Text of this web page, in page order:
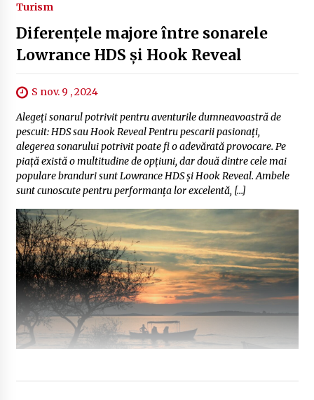
Turism
Diferențele majore între sonarele
Lowrance HDS și Hook Reveal
S nov. 9 , 2024
Alegeți sonarul potrivit pentru aventurile dumneavoastră de
pescuit: HDS sau Hook Reveal Pentru pescarii pasionați,
alegerea sonarului potrivit poate fi o adevărată provocare. Pe
piață există o multitudine de opțiuni, dar două dintre cele mai
populare branduri sunt Lowrance HDS și Hook Reveal. Ambele
sunt cunoscute pentru performanța lor excelentă, […]